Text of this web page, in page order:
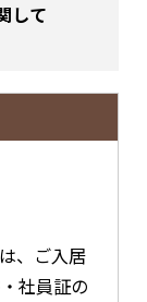
して
、ご入居
社員証の